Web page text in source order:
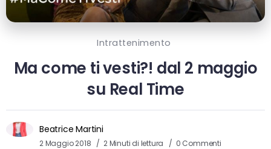
Intrattenimento
Ma come ti vesti?! dal 2 maggio
su Real Time
Beatrice Martini
2 Maggio 2018 2 Minuti di lettura 0 Commenti